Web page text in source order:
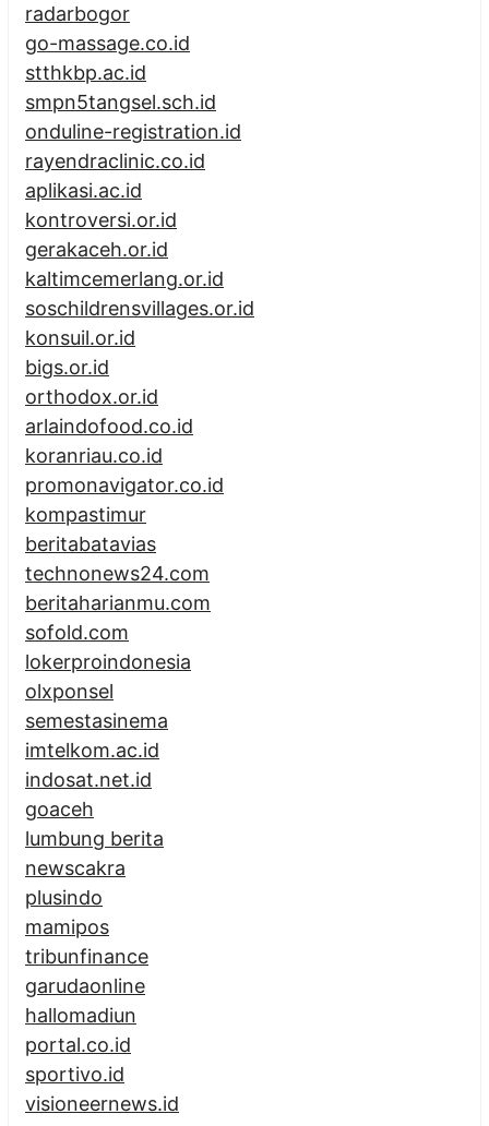
radarbogor
go-massage.co.id
stthkbp.ac.id
smpn5tangsel.sch.id
onduline-registration.id
rayendraclinic.co.id
aplikasi.ac.id
kontroversi.or.id
gerakaceh.or.id
kaltimcemerlang.or.id
soschildrensvillages.or.id
konsuil.or.id
bigs.or.id
orthodox.or.id
arlaindofood.co.id
koranriau.co.id
promonavigator.co.id
kompastimur
beritabatavias
technonews24.com
beritaharianmu.com
sofold.com
lokerproindonesia
olxponsel
semestasinema
imtelkom.ac.id
indosat.net.id
goaceh
lumbung berita
newscakra
plusindo
mamipos
tribunfinance
garudaonline
hallomadiun
portal.co.id
sportivo.id
visioneernews.id